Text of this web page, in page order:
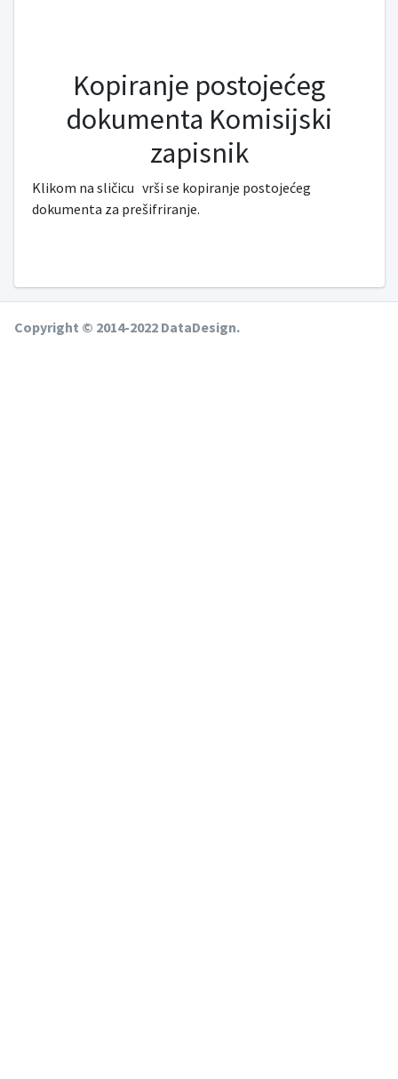
Kopiranje postojećeg
dokumenta Komisijski
zapisnik
Klikom na sličicu vrši se kopiranje postojećeg
dokumenta za prešifriranje.
Copyright © 2014-2022 DataDesign.